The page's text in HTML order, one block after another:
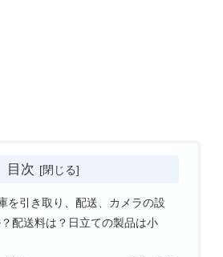
目次
を引き取り、配送、カメラの設
配送料は？日立ての製品は小